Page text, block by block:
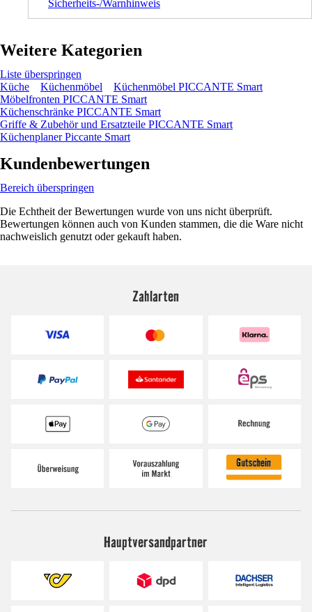
Sicherheits-/Warnhinweis
Weitere Kategorien
Liste überspringen
Küche
Küchenmöbel
Küchenmöbel PICCANTE Smart
Möbelfronten PICCANTE Smart
Küchenschränke PICCANTE Smart
Griffe & Zubehör und Ersatzteile PICCANTE Smart
Küchenplaner Piccante Smart
Kundenbewertungen
Bereich überspringen
Die Echtheit der Bewertungen wurde von uns nicht überprüft.
Bewertungen können auch von Kunden stammen, die die Ware nicht
nachweislich genutzt oder gekauft haben.
Zahlarten
Hauptversandpartner